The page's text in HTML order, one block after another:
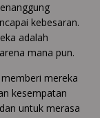
kebesaran.
adalah
mana pun.
mereka
kesempatan
untuk merasa